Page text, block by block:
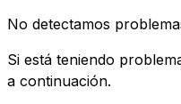
No detectamos
Si está teniendo
a continuación.